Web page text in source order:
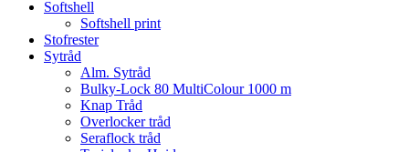
Softshell
Softshell print
Stofrester
Sytråd
Alm. Sytråd
Bulky-Lock 80 MultiColour 1000 m
Knap Tråd
Overlocker tråd
Seraflock tråd